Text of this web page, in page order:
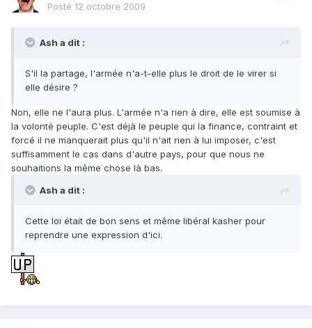
Posté 12 octobre 2009
Ash a dit :
S'il la partage, l'armée n'a-t-elle plus le droit de le virer si
elle désire ?
Non, elle ne l'aura plus. L'armée n'a rien à dire, elle est soumise à
la volonté peuple. C'est déjà le peuple qui la finance, contraint et
forcé il ne manquerait plus qu'il n'ait rien à lui imposer, c'est
suffisamment le cas dans d'autre pays, pour que nous ne
souhaitions la même chose là bas.
Ash a dit :
Cette loi était de bon sens et même libéral kasher pour
reprendre une expression d'ici.